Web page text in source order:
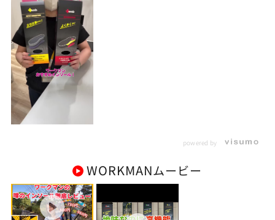
powered by
WORKMANムービー